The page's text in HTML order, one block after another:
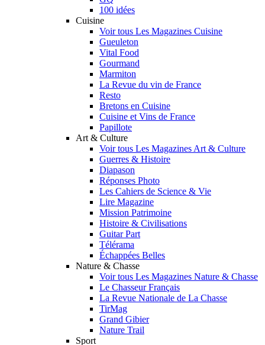
100 idées
Cuisine
Voir tous Les Magazines Cuisine
Gueuleton
Vital Food
Gourmand
Marmiton
La Revue du vin de France
Resto
Bretons en Cuisine
Cuisine et Vins de France
Papillote
Art & Culture
Voir tous Les Magazines Art & Culture
Guerres & Histoire
Diapason
Réponses Photo
Les Cahiers de Science & Vie
Lire Magazine
Mission Patrimoine
Histoire & Civilisations
Guitar Part
Télérama
Échappées Belles
Nature & Chasse
Voir tous Les Magazines Nature & Chasse
Le Chasseur Français
La Revue Nationale de La Chasse
TirMag
Grand Gibier
Nature Trail
Sport